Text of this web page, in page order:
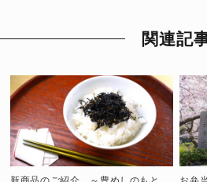
関連記